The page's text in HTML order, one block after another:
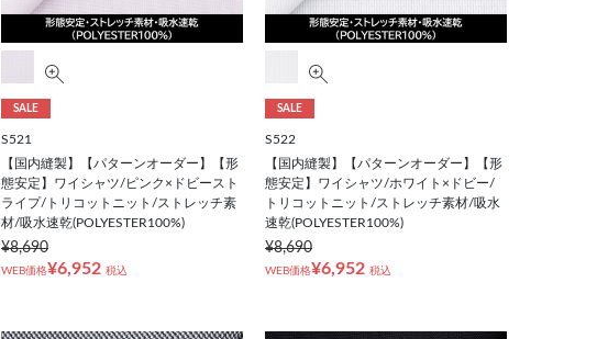
SALE
S521
【国内縫製】【パターンオーダー】【形
態安定】ワイシャツ/ピンク×ドビースト
ライプ/トリコットニット/ストレッチ素
材/吸水速乾(POLYESTER100%)
¥8,690
WEB価格¥6,952 税込
SALE
S522
【国内縫製】【パターンオーダー】【形
態安定】ワイシャツ/ホワイト×ドビー/
トリコットニット/ストレッチ素材/吸水
速乾(POLYESTER100%)
¥8,690
WEB価格¥6,952 税込